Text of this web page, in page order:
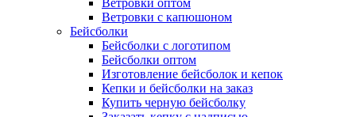
Ветровки с капюшоном
Бейсболки
Бейсболки с логотипом
Бейсболки оптом
Изготовление бейсболок и кепок
Кепки и бейсболки на заказ
Купить черную бейсболку